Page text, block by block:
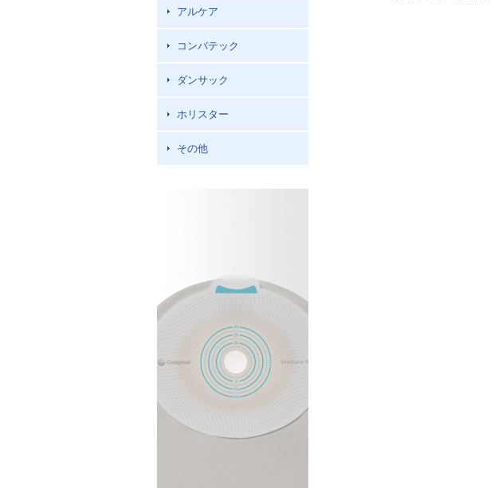
アルケア
コンバテック
ダンサック
ホリスター
その他